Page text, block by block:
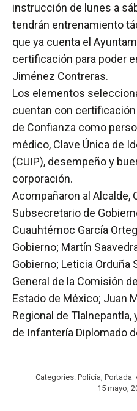
instrucción de lunes a
tendrán entrenamiento
que ya cuenta el
certificación para poder
Jiménez Contreras.
Los elementos
cuentan con
de Confianza como
médico, Clave Única de
(CUIP), desempeño y
corporación.
Acompañaron al Alcalde,
Subsecretario de
Cuauhtémoc García
Gobierno; Martín
Gobierno; Leticia Orduña
General de la Comisión
Estado de México; Juan
Regional de Tlalnepantla,
de Infantería Diplomado
Categories: Policía, Portada
15 mayo,